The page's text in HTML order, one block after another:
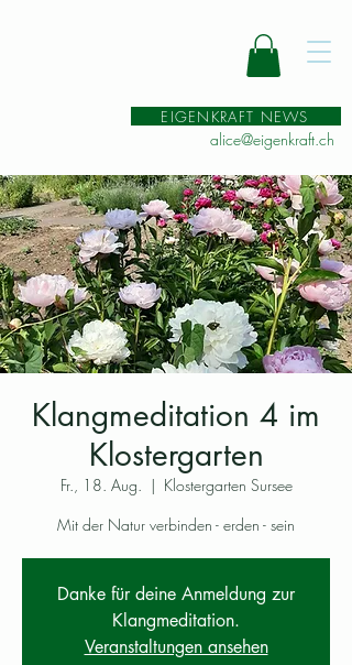
EIGENKRAFT NEWS
alice@eigenkraft.ch
Klangmeditation 4 im
Klostergarten
Fr., 18. Aug.
  |
Klostergarten Sursee
Mit der Natur verbinden - erden - sein
Danke für deine Anmeldung zur
Klangmeditation.
Veranstaltungen ansehen